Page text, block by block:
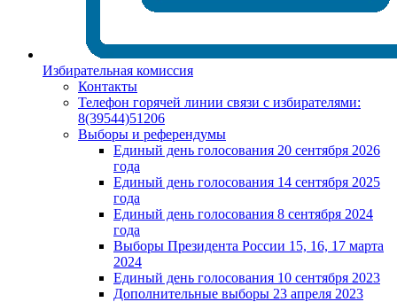
Избирательная комиссия
Контакты
Телефон горячей линии связи с избирателями:
8(39544)51206
Выборы и референдумы
Единый день голосования 20 сентября 2026
года
Единый день голосования 14 сентября 2025
года
Единый день голосования 8 сентября 2024
года
Выборы Президента России 15, 16, 17 марта
2024
Единый день голосования 10 сентября 2023
Дополнительные выборы 23 апреля 2023